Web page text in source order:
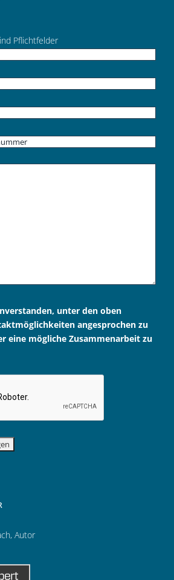
Pflichtfelder
unter den oben
angesprochen zu
eine mögliche Zusammenarbeit zu
, Autor